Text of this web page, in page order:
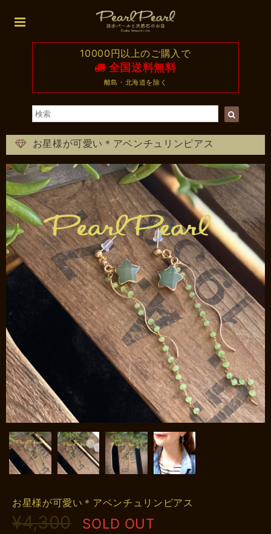
10000円以上のご購入で
全国送料無料
離島・北海道を除く
お星様が可愛い＊アベンチュリンピアス
お星様が可愛い＊アベンチュリンピアス
¥4,300 SOLD OUT